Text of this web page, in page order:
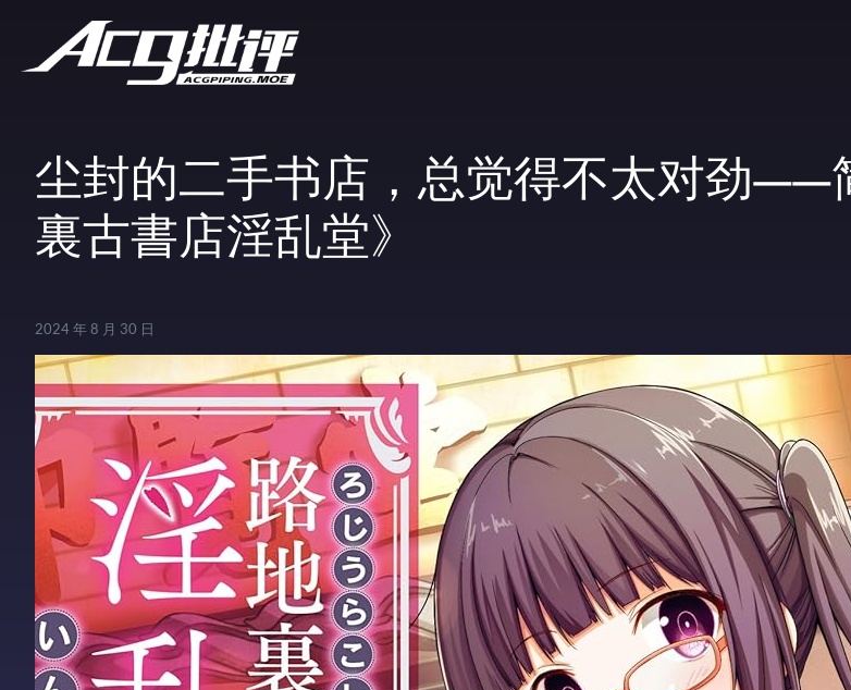
尘封的二手书店，总觉得不太对劲——
裏古書店淫乱堂》
2024 年 8 月 30 日